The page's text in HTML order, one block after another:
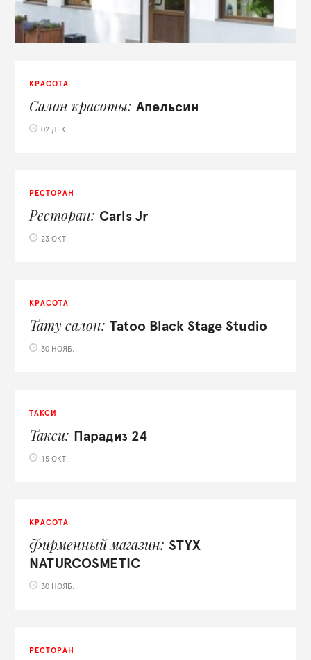
КРАСОТА
Салон красоты Апельсин
02 ДЕК.
РЕСТОРАН
Ресторан Carls Jr
23 ОКТ.
КРАСОТА
Тату салон Tatoo Black Stage Studio
30 НОЯБ.
ТАКСИ
Такси Парадиз 24
15 ОКТ.
КРАСОТА
Фирменный магазин
STYX
NATURCOSMETIC
30 НОЯБ.
РЕСТОРАН